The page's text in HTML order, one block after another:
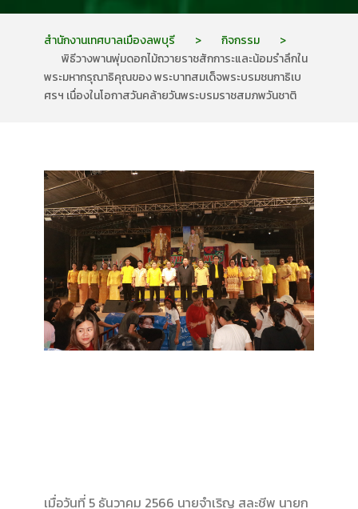
สำนักงานเทศบาลเมืองลพบุรี > กิจกรรม
>
พิธีวางพานพุ่มดอกไม้ถวายราชสักการะและน้อมรำลึกใน
พระมหากรุณาธิคุณของ พระบาทสมเด็จพระบรมชนกาธิเบ
ศรฯ เนื่องในโอกาสวันคล้ายวันพระบรมราชสมภพวันชาติ
เมื่อวันที่ 5 ธันวาคม 2566 นายจำเริญ สละชีพ นายก